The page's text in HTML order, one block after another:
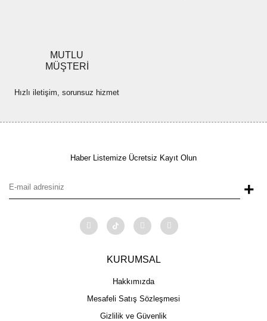
MUTLU
MÜŞTERİ
Hızlı iletişim, sorunsuz hizmet
Haber Listemize Ücretsiz Kayıt Olun
+
KURUMSAL
Hakkımızda
Mesafeli Satış Sözleşmesi
Gizlilik ve Güvenlik